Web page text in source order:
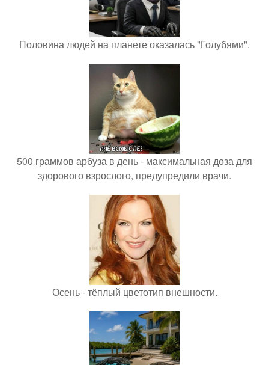
Половина людей на планете оказалась "Голубями".
500 граммов арбуза в день - максимальная доза для
здорового взрослого, предупредили врачи.
Осень - тёплый цветотип внешности.